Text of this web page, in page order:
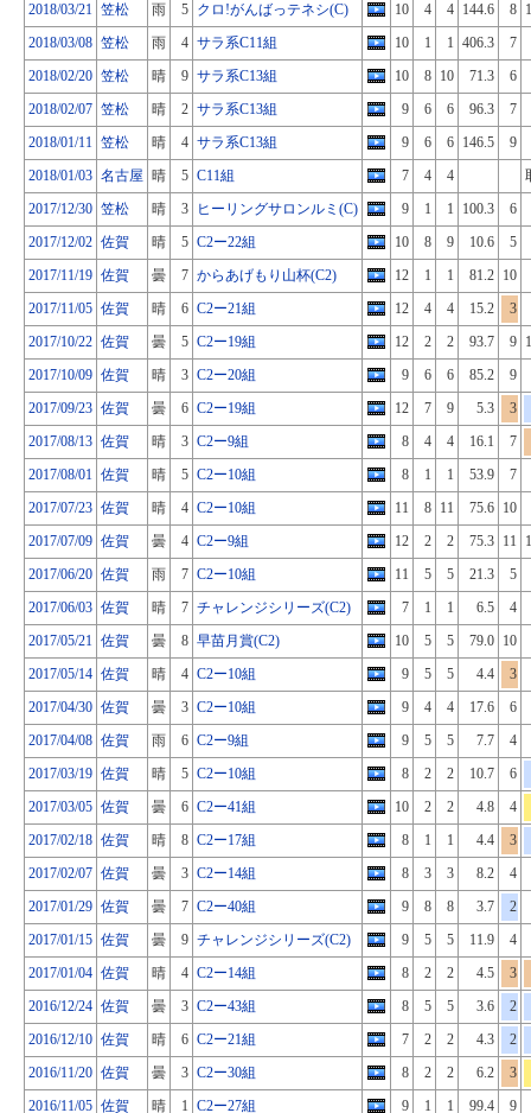
2018/03/21 笠松 雨 5 クロ!がんばっテネシ(C) 10 4 4 144.6 8
2018/03/08 笠松 雨 4 サラ系C11組 10 1 1 406.3
7
2018/02/20 笠松 晴 9 サラ系C13組 10 8 10 71.3
6
2018/02/07 笠松 晴 2 サラ系C13組 9 6 6 96.3
7
2018/01/11 笠松 晴 4 サラ系C13組 9 6 6 146.5
9
2018/01/03 名古屋 晴 5 C11組 7 4 4
2017/12/30 笠松 晴 3 ヒーリングサロンルミ(C) 9 1 1 100.3
6
2017/12/02 佐賀 晴 5 C2ー22組 10 8 9 10.6
5
2017/11/19 佐賀 曇 7 からあげもり山杯(C2) 12 1 1 81.2 10
2017/11/05 佐賀 晴 6 C2ー21組 12 4 4 15.2
3
2017/10/22 佐賀 曇 5 C2ー19組 12 2 2 93.7 9
2017/10/09 佐賀 晴 3 C2ー20組 9 6 6 85.2
9
2017/09/23 佐賀 曇 6 C2ー19組 12 7 9 5.3
3
2017/08/13 佐賀 晴 3 C2ー9組 8 4 4 16.1
7
2017/08/01 佐賀 晴 5 C2ー10組 8 1 1 53.9
7
2017/07/23 佐賀 晴 4 C2ー10組 11 8 11 75.6 10
2017/07/09 佐賀 曇 4 C2ー9組 12 2 2 75.3 11
2017/06/20 佐賀 雨 7 C2ー10組 11 5 5 21.3
5
2017/06/03 佐賀 晴 7 チャレンジシリーズ(C2) 7 1 1 6.5
4
2017/05/21 佐賀 曇 8 早苗月賞(C2) 10 5 5 79.0 10
2017/05/14 佐賀 晴 4 C2ー10組 9 5 5 4.4
3
2017/04/30 佐賀 曇 3 C2ー10組 9 4 4 17.6
6
2017/04/08 佐賀 雨 6 C2ー9組 9 5 5 7.7
4
2017/03/19 佐賀 晴 5 C2ー10組 8 2 2 10.7
6
2017/03/05 佐賀 曇 6 C2ー41組 10 2 2 4.8
4
2017/02/18 佐賀 晴 8 C2ー17組 8 1 1 4.4
3
2017/02/07 佐賀 曇 3 C2ー14組 8 3 3 8.2
4
2017/01/29 佐賀 曇 7 C2ー40組 9 8 8 3.7
2
2017/01/15 佐賀 曇 9 チャレンジシリーズ(C2) 9 5 5 11.9
4
2017/01/04 佐賀 晴 4 C2ー14組 8 2 2 4.5
3
2016/12/24 佐賀 曇 3 C2ー43組 8 5 5 3.6
2
2016/12/10 佐賀 晴 6 C2ー21組 7 2 2 4.3
2
2016/11/20 佐賀 曇 3 C2ー30組 8 2 2 6.2
3
2016/11/05 佐賀 晴 1 C2ー27組 9 1 1 99.4 9